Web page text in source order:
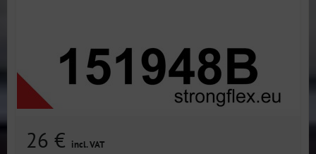
26 € incl. VAT